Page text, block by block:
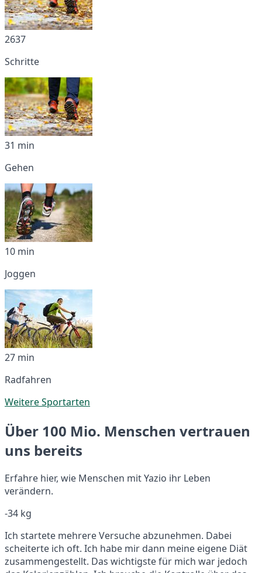
2637
Schritte
31 min
Gehen
10 min
Joggen
27 min
Radfahren
Weitere Sportarten
Über 100 Mio. Menschen vertrauen
uns bereits
Erfahre hier, wie Menschen mit Yazio ihr Leben
verändern.
-34 kg
Ich startete mehrere Versuche abzunehmen. Dabei
scheiterte ich oft. Ich habe mir dann meine eigene Diät
zusammengestellt. Das wichtigste für mich war jedoch